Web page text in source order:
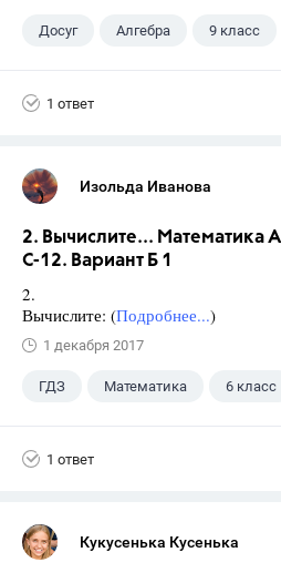
Досуг Алгебра 9 класс
1 ответ
Изольда Иванова
2. Вычислите... Математика
С-12. Вариант Б 1
2.
Вычислите: (Подробнее...)
1 декабря 2017
ГДЗ Математика 6 класс
1 ответ
Кукусенька Кусенька